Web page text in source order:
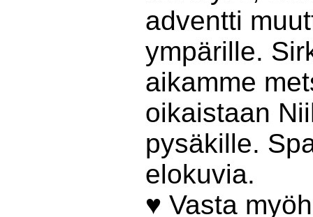
adventti
ympärille.
aikamme
oikaistaan
pysäkille.
elokuvia.
♥ Vasta